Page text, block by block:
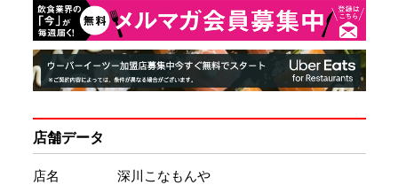
店舗データ
店名
深川こなもんや